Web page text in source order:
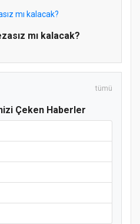
mı kalacak?
tümü
Çeken Haberler